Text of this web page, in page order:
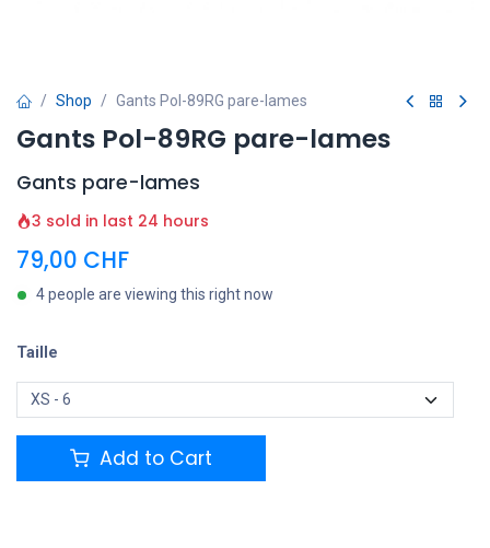
Shop Gants Pol-89RG pare-lames
Gants Pol-89RG pare-lames
Gants pare-lames
3 sold in last 24 hours
79,00 CHF
4 people are viewing this right now
Taille
Add to Cart